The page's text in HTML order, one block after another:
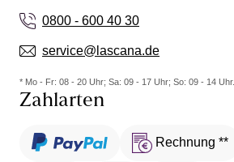
0800 - 600 40 30
service@lascana.de
* Mo - Fr: 08 - 20 Uhr; Sa: 09 - 17 Uhr; So: 09 - 14 Uhr.
Zahlarten
Rechnung **